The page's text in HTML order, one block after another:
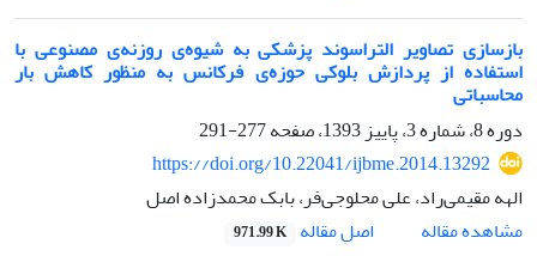
بازسازی تصاویر التراسوند پزشکی به شیوه‌ی روزنه‌ی مصنوعی با
استفاده از پردازش بلوکی حوزه‌ی فرکانس به منظور کاهش بار
محاسباتی
دوره 8، شماره 3، پاییز 1393، صفحه
277-291
https://doi.org/10.22041/ijbme.2014.13292
الهه مقیمی‌راد، علی محلوجی‌فر، بابک محمدزاده اصل
مشاهده مقاله
اصل مقاله 971.99 K